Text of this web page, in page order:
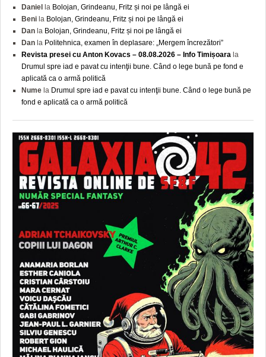
Daniel la Bolojan, Grindeanu, Fritz și noi pe lângă ei
Beni la Bolojan, Grindeanu, Fritz și noi pe lângă ei
Dan la Bolojan, Grindeanu, Fritz și noi pe lângă ei
Dan la Politehnica, examen în deplasare: „Mergem încrezători”
Revista presei cu Anton Kovacs – 08.08.2026 – Info Timișoara la
Drumul spre iad e pavat cu intenţii bune. Când o lege bună pe fond e
aplicată ca o armă politică
Nume la Drumul spre iad e pavat cu intenţii bune. Când o lege bună pe
fond e aplicată ca o armă politică